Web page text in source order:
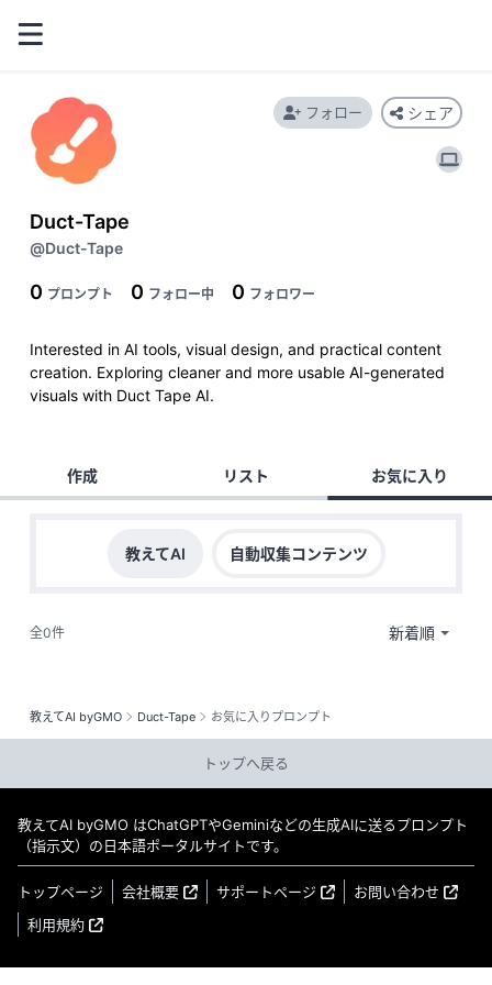
教えてAI byGMO Duct-Tape お気に入りプロンプト
Duct-Tape
@Duct-Tape
0 プロンプト 0 フォロー中 0 フォロワー
フォロー シェア
Interested in AI tools, visual design, and practical content
creation. Exploring cleaner and more usable AI-generated
visuals with Duct Tape AI.
作成 リスト お気に入り
教えてAI 自動収集コンテンツ
全0件
トップへ戻る
教えてAI byGMO はChatGPTやGeminiなどの生成AIに送るプロンプト
（指示文）の日本語ポータルサイトです。
トップページ 会社概要 サポートページ
お問い合わせ
利用規約